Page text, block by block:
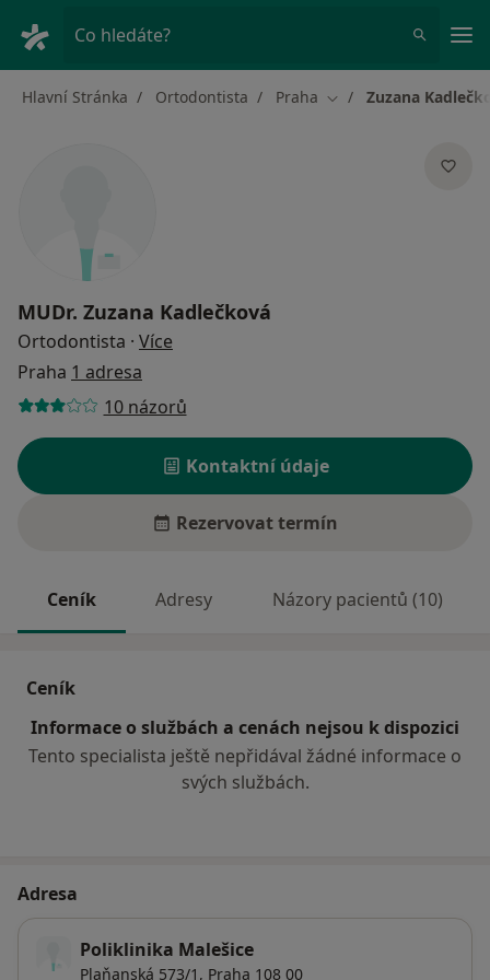
Co hledáte?
Hlavní Stránka Ortodontista Praha Změna města
Zuzana
MUDr. Zuzana Kadlečková
Ortodontista · Více
Praha 1 adresa
10 názorů
Kontaktní údaje
Rezervovat termín
Ceník Adresy Názory pacientů (10)
Ceník
Informace o službách a cenách nejsou k dispozici
Tento specialista ještě nepřidával žádné informace o
svých službách.
Adresa
Poliklinika Malešice
Plaňanská 573/1, Praha 108 00